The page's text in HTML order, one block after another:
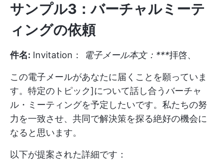
サンプル3：バーチャルミーテ
ィングの依頼
件名: Invitation： 電子メール本文：***拝啓、
この電子メールがあなたに届くことを願っていま
す。特定のトピック]について話し合うバーチャ
ル・ミーティングを予定したいです。私たちの努
力を一致させ、共同で解決策を探る絶好の機会に
なると思います。
以下が提案された詳細です：